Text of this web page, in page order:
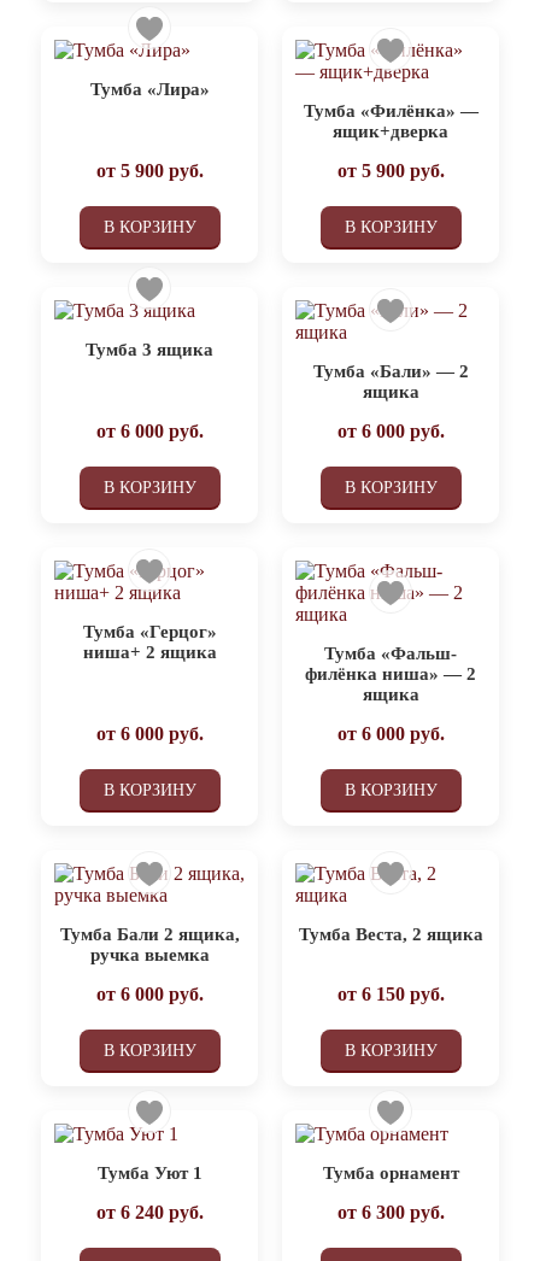
Тумба «Лира»
от 5 900руб.
В КОРЗИНУ
Тумба «Филёнка» —
ящик+дверка
от 5 900руб.
В КОРЗИНУ
Тумба 3 ящика
от 6 000руб.
В КОРЗИНУ
Тумба «Бали» — 2
ящика
от 6 000руб.
В КОРЗИНУ
Тумба «Герцог»
ниша+ 2 ящика
от 6 000руб.
В КОРЗИНУ
Тумба «Фальш-
филёнка ниша» — 2
ящика
от 6 000руб.
В КОРЗИНУ
Тумба Бали 2 ящика,
ручка выемка
от 6 000руб.
В КОРЗИНУ
Тумба Веста, 2 ящика
от 6 150руб.
В КОРЗИНУ
Тумба Уют 1
от 6 240руб.
Тумба орнамент
от 6 300руб.